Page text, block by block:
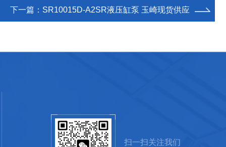
下一篇： SR10015D-A2SR液压缸泵 玉崎现货供应
扫一扫关注我们